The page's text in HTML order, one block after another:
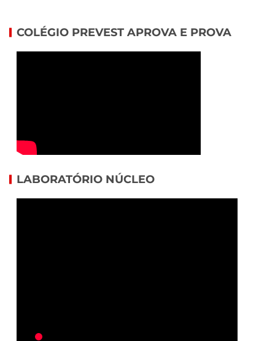
COLÉGIO PREVEST APROVA E PROVA
LABORATÓRIO NÚCLEO